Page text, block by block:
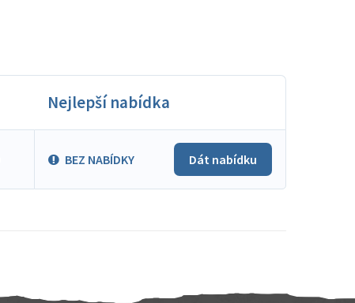
Nejlepší nabídka
BEZ NABÍDKY Dát nabídku